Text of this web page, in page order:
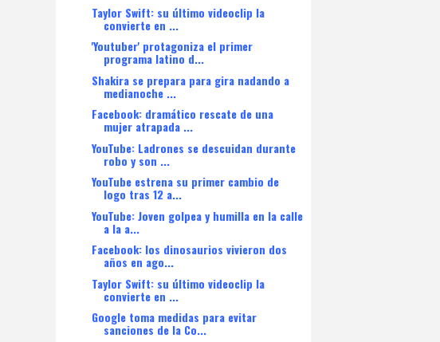
Taylor Swift: su último videoclip la
convierte en ...
'Youtuber' protagoniza el primer
programa latino d...
Shakira se prepara para gira nadando a
medianoche ...
Facebook: dramático rescate de una
mujer atrapada ...
YouTube: Ladrones se descuidan durante
robo y son ...
YouTube estrena su primer cambio de
logo tras 12 a...
YouTube: Joven golpea y humilla en la calle
a la a...
Facebook: los dinosaurios vivieron dos
años en ago...
Taylor Swift: su último videoclip la
convierte en ...
Google toma medidas para evitar
sanciones de la Co...